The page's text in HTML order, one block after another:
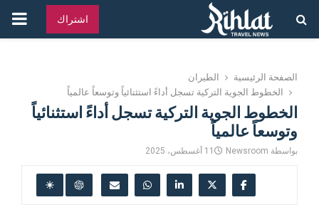
اشتراك
الصفحة الرئيسية
الطيران
الخطوط الجوية التركية تسجل أداءً استثنائياً وتوسعاً عالمياً
الخطوط الجوية التركية تسجل أداءً استثنائياً
وتوسعاً عالمياً
بواسطة Newsroom 11 أغسطس، 2025